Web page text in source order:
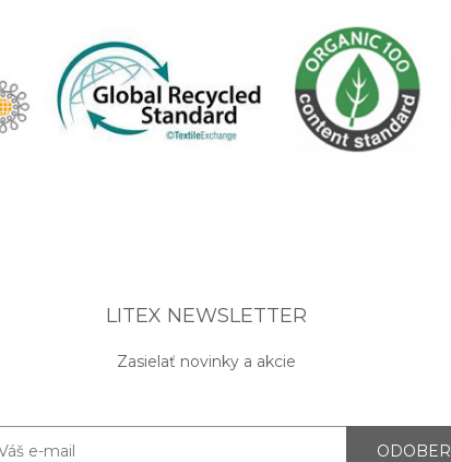
LITEX NEWSLETTER
Zasielať novinky a akcie